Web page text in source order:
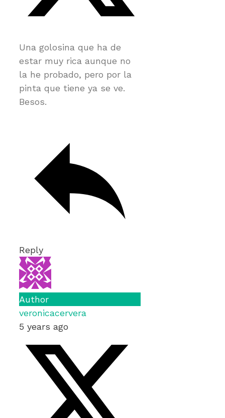
Una golosina que ha de
estar muy rica aunque no
la he probado, pero por la
pinta que tiene ya se ve.
Besos.
Reply
Author
veronicacervera
5 years ago